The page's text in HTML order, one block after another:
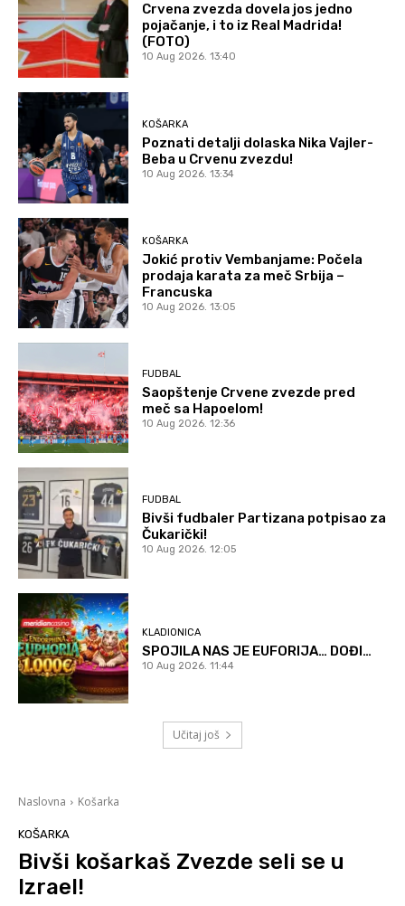
Crvena zvezda dovela jos jedno
pojačanje, i to iz Real Madrida!
(FOTO)
10 Aug 2026. 13:40
KOŠARKA
Poznati detalji dolaska Nika Vajler-
Beba u Crvenu zvezdu!
10 Aug 2026. 13:34
KOŠARKA
Jokić protiv Vembanjame: Počela
prodaja karata za meč Srbija –
Francuska
10 Aug 2026. 13:05
FUDBAL
Saopštenje Crvene zvezde pred
meč sa Hapoelom!
10 Aug 2026. 12:36
FUDBAL
Bivši fudbaler Partizana potpisao za
Čukarički!
10 Aug 2026. 12:05
KLADIONICA
SPOJILA NAS JE EUFORIJA… DOĐI…
10 Aug 2026. 11:44
Učitaj još